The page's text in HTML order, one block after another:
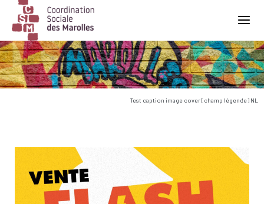
Main Navigation
Test caption image cover [champ légende] NL